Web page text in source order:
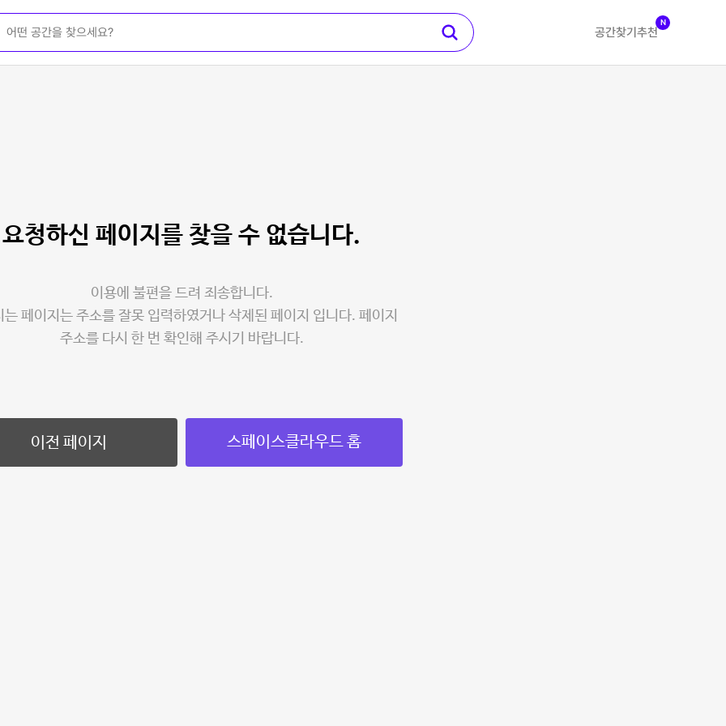
공간찾기 추천
N
요청하신 페이지를 찾을 수 없습니다.
이용에 불편을 드려 죄송합니다.
는 페이지는 주소를 잘못 입력하였거나 삭제된 페이지 입니다. 페이지
주소를 다시 한 번 확인해 주시기 바랍니다.
이전 페이지 스페이스클라우드 홈